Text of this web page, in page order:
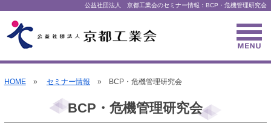
公益社団法人 京都工業会のセミナー情報：BCP・危機管理研究会
HOME» セミナー情報 » BCP・危機管理研究会
BCP・危機管理研究会